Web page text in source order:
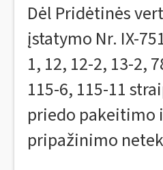
Dėl Pridėtinės
įstatymo Nr. IX-
1, 12, 12-2, 13-2,
115-6, 115-11
priedo pakeitimo
pripažinimo